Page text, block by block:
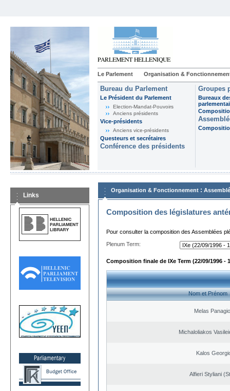
Le Parlement Organisation &
Bureau du Parlement
Le Président du Parlement
Election-Mandat-Pouvoirs
Anciens présidents
Vice-présidents
Anciens vice-présidents
Questeurs et secrétaires
Conférence des présidents
Groupes
Bureaux
Links
Organisation & Fonctionnement :
Composition des législatures
Pour consulter la composition des Assemblées
Plenum Term:
Composition finale de IXe Term (22/09/1996 -
Nom et Prénom
Melas
Michaloliakos
Kalos
Alfieri Styliani